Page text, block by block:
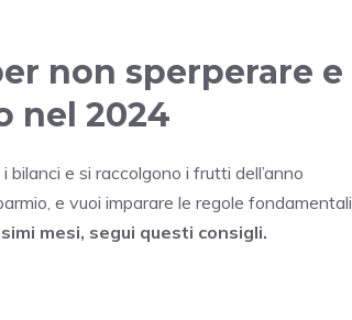
non sperperare e
nel 2024
e si raccolgono i frutti dell’anno
e vuoi imparare le regole fondamentali
mesi, segui questi consigli.